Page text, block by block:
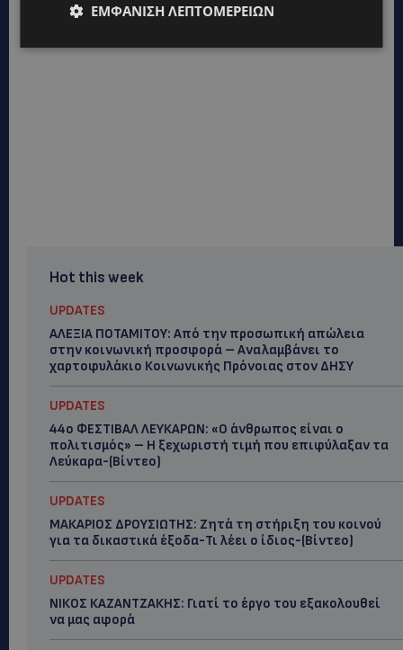
Hot this week
UPDATES
ΑΛΕΞΙΑ ΠΟΤΑΜΙΤΟΥ: Από την προσωπική απώλεια
στην κοινωνική προσφορά – Αναλαμβάνει το
χαρτοφυλάκιο Κοινωνικής Πρόνοιας στον ΔΗΣΥ
UPDATES
44ο ΦΕΣΤΙΒΑΛ ΛΕΥΚΑΡΩΝ: «Ο άνθρωπος είναι ο
πολιτισμός» – Η ξεχωριστή τιμή που επιφύλαξαν τα
Λεύκαρα-(Βίντεο)
UPDATES
ΜΑΚΑΡΙΟΣ ΔΡΟΥΣΙΩΤΗΣ: Ζητά τη στήριξη του κοινού
για τα δικαστικά έξοδα-Τι λέει ο ίδιος-(Βίντεο)
UPDATES
ΝΙΚΟΣ ΚΑΖΑΝΤΖΑΚΗΣ: Γιατί το έργο του εξακολουθεί
να μας αφορά
ΕΜΦΆΝΙΣΗ ΛΕΠΤΟΜΕΡΕΙΏΝ